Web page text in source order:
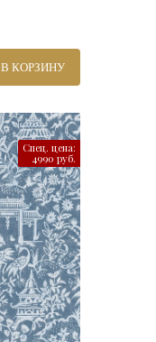
В КОРЗИНУ
Спец. цена:
4990 руб.